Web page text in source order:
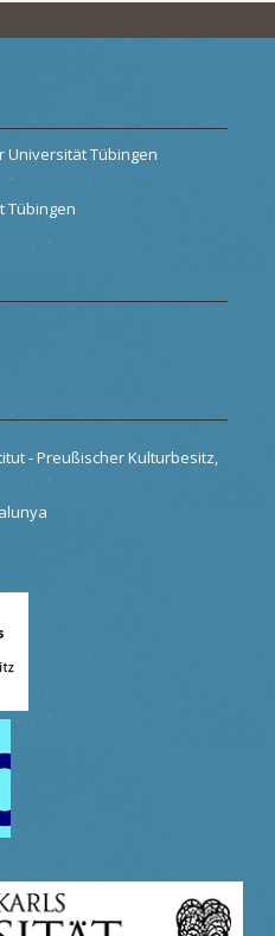
Universität Tübingen
Tübingen
- Preußischer Kulturbesitz,